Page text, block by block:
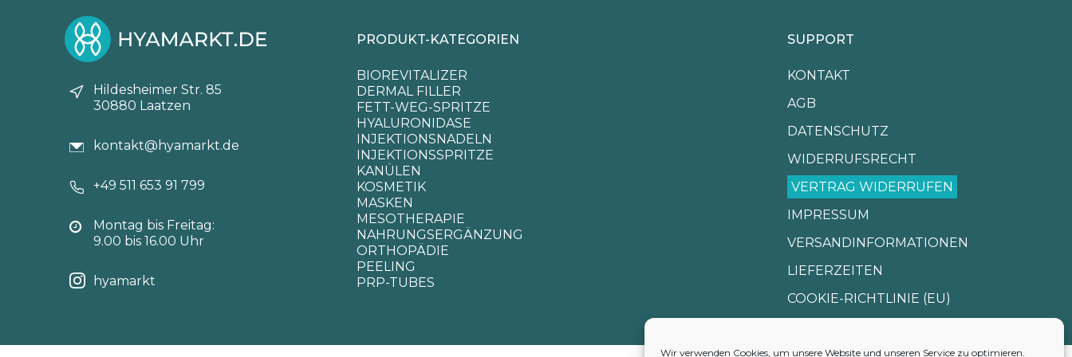
Wir verwenden Cookies, um unsere Website und unseren Service zu optimieren.
Hildesheimer Str. 85
30880 Laatzen
kontakt@hyamarkt.de
+49 511 653 91 799
Montag bis Freitag:
9.00 bis 16.00 Uhr
hyamarkt
PRODUKT-KATEGORIEN
BIOREVITALIZER
DERMAL FILLER
FETT-WEG-SPRITZE
HYALURONIDASE
INJEKTIONSNADELN
INJEKTIONSSPRITZE
KANÜLEN
KOSMETIK
MASKEN
MESOTHERAPIE
NAHRUNGSERGÄNZUNG
ORTHOPÄDIE
PEELING
PRP-TUBES
SUPPORT
KONTAKT
AGB
DATENSCHUTZ
WIDERRUFSRECHT
VERTRAG WIDERRUFEN
IMPRESSUM
VERSANDINFORMATIONEN
LIEFERZEITEN
COOKIE-RICHTLINIE (EU)